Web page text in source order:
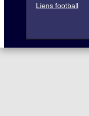
Liens football